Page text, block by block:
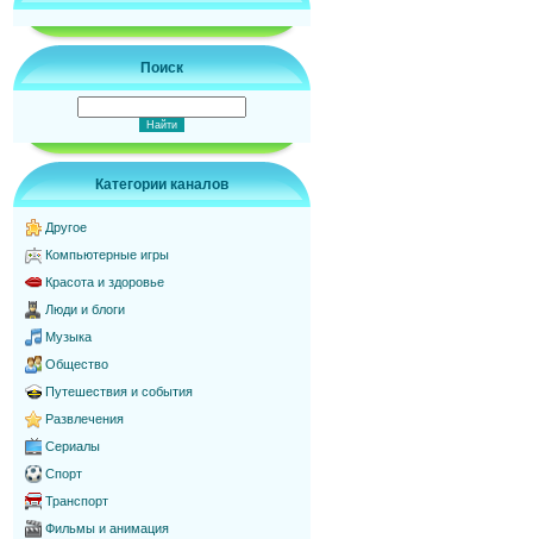
Поиск
Категории каналов
Другое
Компьютерные игры
Красота и здоровье
Люди и блоги
Музыка
Общество
Путешествия и события
Развлечения
Сериалы
Спорт
Транспорт
Фильмы и анимация